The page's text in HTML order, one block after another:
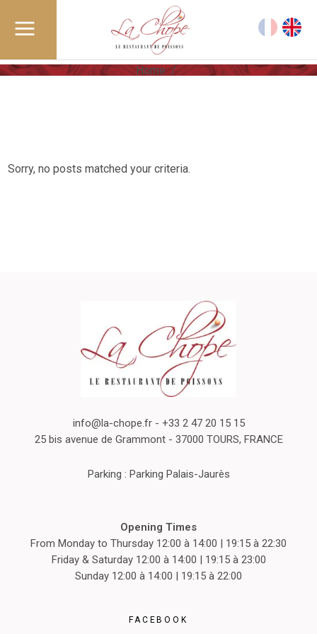
Home/
Sorry, no posts matched your criteria.
info@la-chope.fr- +33 2 47 20 15 15
25 bis avenue de Grammont - 37000 TOURS, FRANCE
Parking : Parking Palais-Jaurès
Opening Times
From Monday to Thursday 12:00 à 14:00 | 19:15 à 22:30
Friday & Saturday 12:00 à 14:00 | 19:15 à 23:00
Sunday 12:00 à 14:00 | 19:15 à 22:00
FACEBOOK